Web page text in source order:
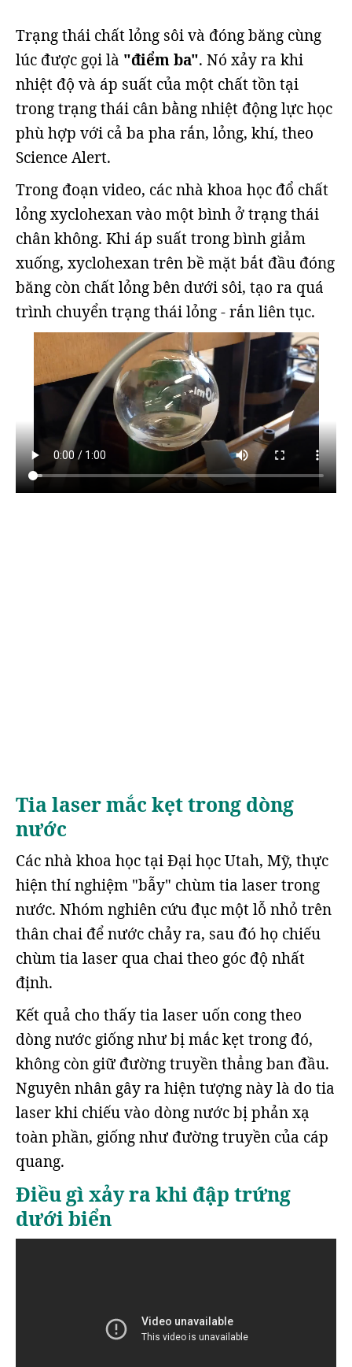
Trạng thái chất lỏng sôi và đóng băng cùng
lúc được gọi là "điểm ba". Nó xảy ra khi
nhiệt độ và áp suất của một chất tồn tại
trong trạng thái cân bằng nhiệt động lực học
phù hợp với cả ba pha rắn, lỏng, khí, theo
Science Alert.
Trong đoạn video, các nhà khoa học đổ chất
lỏng xyclohexan vào một bình ở trạng thái
chân không. Khi áp suất trong bình giảm
xuống, xyclohexan trên bề mặt bắt đầu đóng
băng còn chất lỏng bên dưới sôi, tạo ra quá
trình chuyển trạng thái lỏng - rắn liên tục.
Tia laser mắc kẹt trong dòng
nước
Các nhà khoa học tại Đại học Utah, Mỹ, thực
hiện thí nghiệm "bẫy" chùm tia laser trong
nước. Nhóm nghiên cứu đục một lỗ nhỏ trên
thân chai để nước chảy ra, sau đó họ chiếu
chùm tia laser qua chai theo góc độ nhất
định.
Kết quả cho thấy tia laser uốn cong theo
dòng nước giống như bị mắc kẹt trong đó,
không còn giữ đường truyền thẳng ban đầu.
Nguyên nhân gây ra hiện tượng này là do tia
laser khi chiếu vào dòng nước bị phản xạ
toàn phần, giống như đường truyền của cáp
quang.
Điều gì xảy ra khi đập trứng
dưới biển